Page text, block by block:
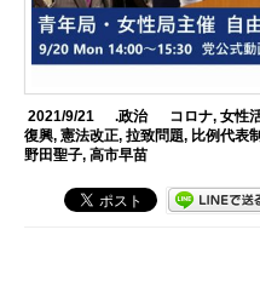
2021/9/21 .政治 コロナ, 女性
復興,憲法改正,拉致問題, 比例代表
野田聖子,高市早苗